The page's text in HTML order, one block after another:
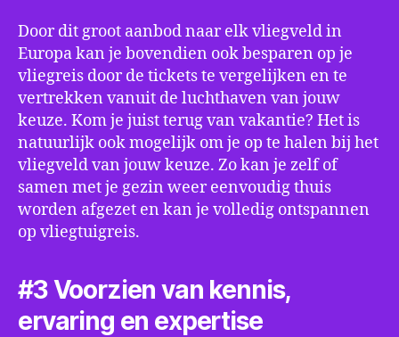
Door dit groot aanbod naar elk vliegveld in
Europa kan je bovendien ook besparen op je
vliegreis door de tickets te vergelijken en te
vertrekken vanuit de luchthaven van jouw
keuze. Kom je juist terug van vakantie? Het is
natuurlijk ook mogelijk om je op te halen bij het
vliegveld van jouw keuze. Zo kan je zelf of
samen met je gezin weer eenvoudig thuis
worden afgezet en kan je volledig ontspannen
op vliegtuigreis.
#3 Voorzien van kennis,
ervaring en expertise